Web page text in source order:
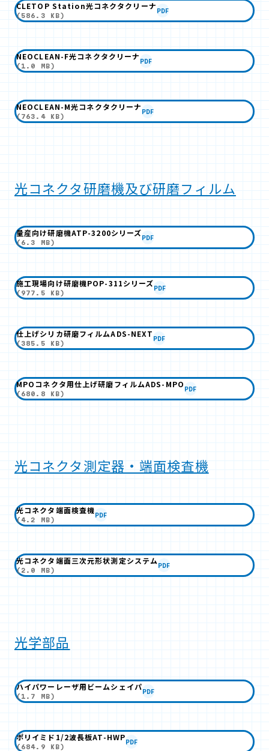
CLETOP Station光コネクタクリーナ
(586.3 KB)
PDF
NEOCLEAN-F光コネクタクリーナ
(1.0 MB)
PDF
NEOCLEAN-M光コネクタクリーナ
(763.4 KB)
PDF
光コネクタ研磨機及び研磨フィルム
量産向け研磨機ATP-3200シリーズ
(6.3 MB)
PDF
施工現場向け研磨機POP-311シリーズ
(977.5 KB)
PDF
仕上げシリカ研磨フィルムADS-NEXT
(385.5 KB)
PDF
MPOコネクタ用仕上げ研磨フィルムADS-MPO
(680.8 KB)
PDF
光コネクタ測定器・端面検査機
光コネクタ端面検査機
(4.2 MB)
PDF
光コネクタ端面三次元形状測定システム
(2.0 MB)
PDF
光学部品
ハイパワーレーザ用ビームシェイパ
(1.7 MB)
PDF
ポリイミド1/2波長板AT-HWP
(684.9 KB)
PDF